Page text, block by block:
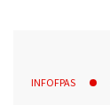
INFOFPAS